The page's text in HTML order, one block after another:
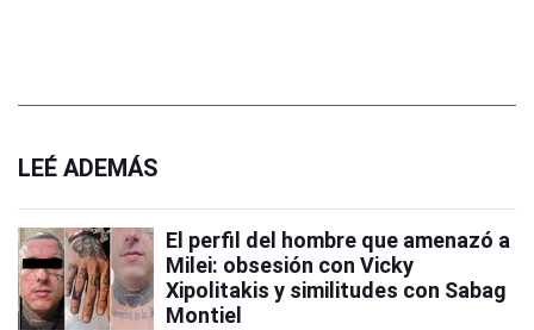
LEÉ ADEMÁS
El perfil del hombre que amenazó a
Milei: obsesión con Vicky
Xipolitakis y similitudes con Sabag
Montiel